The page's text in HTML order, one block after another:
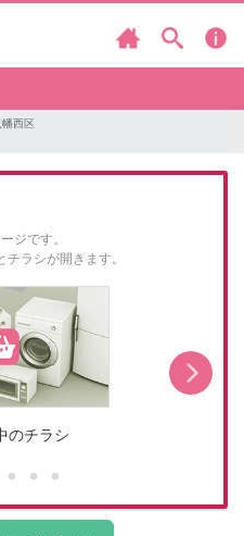
西区
ジです。
ラシが開きます。
のチラシ